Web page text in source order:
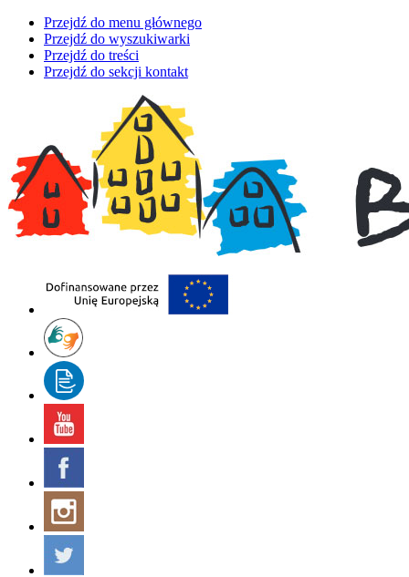
Przejdź do menu głównego
Przejdź do wyszukiwarki
Przejdź do treści
Przejdź do sekcji kontakt